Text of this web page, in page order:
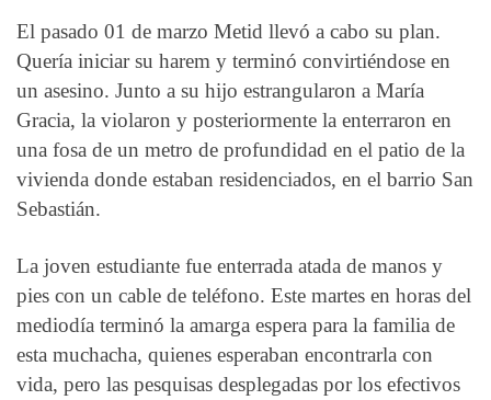
El pasado 01 de marzo Metid llevó a cabo su plan.
Quería iniciar su harem y terminó convirtiéndose en
un asesino. Junto a su hijo estrangularon a María
Gracia, la violaron y posteriormente la enterraron en
una fosa de un metro de profundidad en el patio de la
vivienda donde estaban residenciados, en el barrio San
Sebastián.
La joven estudiante fue enterrada atada de manos y
pies con un cable de teléfono. Este martes en horas del
mediodía terminó la amarga espera para la familia de
esta muchacha, quienes esperaban encontrarla con
vida, pero las pesquisas desplegadas por los efectivos